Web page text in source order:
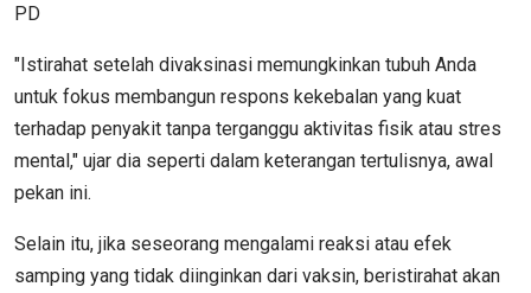
PD
"Istirahat setelah divaksinasi memungkinkan tubuh Anda
untuk fokus membangun respons kekebalan yang kuat
terhadap penyakit tanpa terganggu aktivitas fisik atau stres
mental," ujar dia seperti dalam keterangan tertulisnya, awal
pekan ini.
Selain itu, jika seseorang mengalami reaksi atau efek
samping yang tidak diinginkan dari vaksin, beristirahat akan